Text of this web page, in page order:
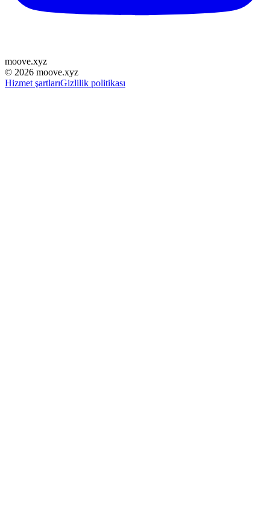
moove.xyz
© 2026 moove.xyz
Hizmet şartlarıGizlilik politikası